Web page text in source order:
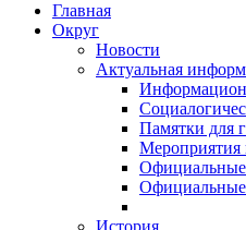
Главная
Округ
Новости
Актуальная
Памятки для
Мероприятия
Официальные
Официальные